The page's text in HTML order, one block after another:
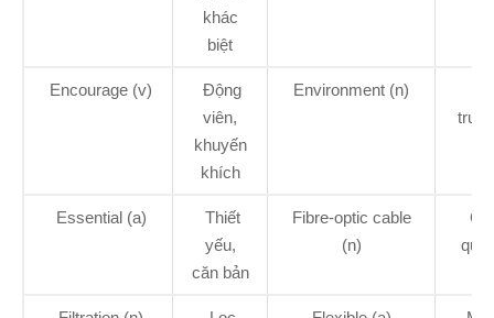
khác
biệt
Encourage (v)
Động
viên,
khuyến
khích
Environment (n)
Essential (a)
Thiết
yếu,
căn bản
Fibre-optic cable
(n)